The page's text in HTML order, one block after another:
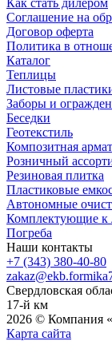
Соглашение на
Договор оферта
Политика в
Каталог
Теплицы
Листовые
Заборы и
Беседки
Геотекстиль
Композитная
Розничный
Резиновая плитка
Пластиковые
Автономные
Комплектующие к
Погреба
Наши контакты
+7 (343) 380-40-80
Свердловская
17-й км
2026 © Компания
Карта сайта